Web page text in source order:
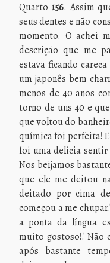
Quarto 156. Assim
seus dentes e não
momento. O achei
descrição que me
estava ficando
um japonês bem
menos de 40 anos
torno de uns 40 e
que voltou do
química foi perfeita!
foi uma delícia sentir
Nos beijamos
que ele me deitou
deitado por cima
começou a me
a ponta da língua
muito gostoso!! Não
após bastante